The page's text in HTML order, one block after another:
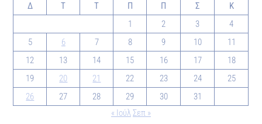
Δ
Τ Τ Π Π Σ
Κ
1
2 3
4
5
6 7 8 9 10
11
12
13 14 15 16 17
18
19
20 21 22 23 24
25
26
27 28 29 30
31
« ΙούλΣεπ »